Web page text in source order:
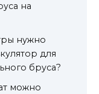
на
нужно
для
бруса?
можно